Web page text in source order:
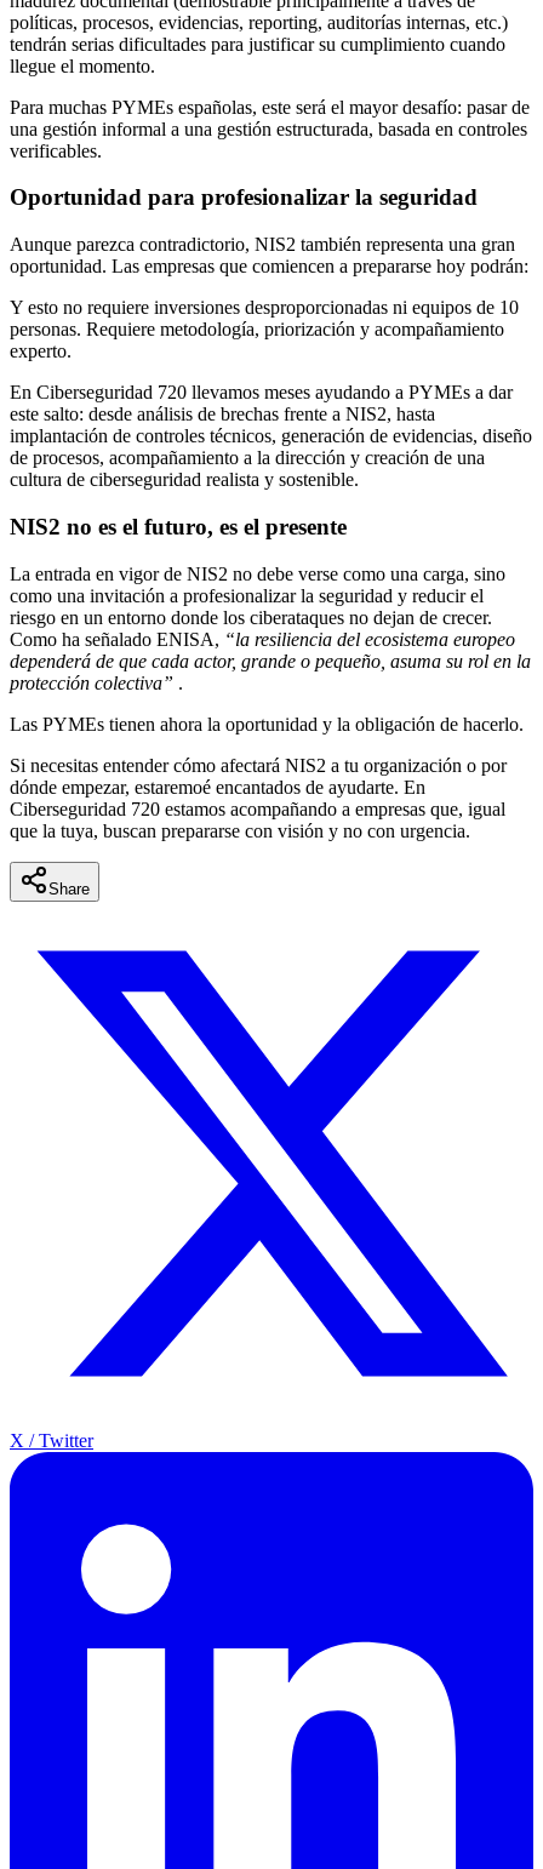
políticas, procesos, evidencias, reporting, auditorías internas, etc.)
tendrán serias dificultades para justificar su cumplimiento cuando
llegue el momento.
Para muchas PYMEs españolas, este será el mayor desafío: pasar de
una gestión informal a una gestión estructurada, basada en controles
verificables.
Oportunidad para profesionalizar la seguridad
Aunque parezca contradictorio, NIS2 también representa una gran
oportunidad. Las empresas que comiencen a prepararse hoy podrán:
Y esto no requiere inversiones desproporcionadas ni equipos de 10
personas. Requiere metodología, priorización y acompañamiento
experto.
En Ciberseguridad 720 llevamos meses ayudando a PYMEs a dar
este salto: desde análisis de brechas frente a NIS2, hasta
implantación de controles técnicos, generación de evidencias, diseño
de procesos, acompañamiento a la dirección y creación de una
cultura de ciberseguridad realista y sostenible.
NIS2 no es el futuro, es el presente
La entrada en vigor de NIS2 no debe verse como una carga, sino
como una invitación a profesionalizar la seguridad y reducir el
riesgo en un entorno donde los ciberataques no dejan de crecer.
Como ha señalado ENISA, “la resiliencia del ecosistema europeo
dependerá de que cada actor, grande o pequeño, asuma su rol en la
protección colectiva” .
Las PYMEs tienen ahora la oportunidad y la obligación de hacerlo.
Si necesitas entender cómo afectará NIS2 a tu organización o por
dónde empezar, estaremoé encantados de ayudarte. En
Ciberseguridad 720 estamos acompañando a empresas que, igual
que la tuya, buscan prepararse con visión y no con urgencia.
Share
X / Twitter